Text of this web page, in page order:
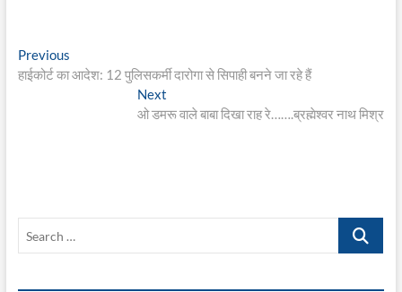
Post
navigation
PreviousPrevious
post:
हाईकोर्ट का आदेश: 12 पुलिसकर्मी दारोगा से सिपाही बनने जा रहे हैं
Next
post:
ओ डमरू वाले बाबा दिखा राह रे…….ब्रह्मेश्वर नाथ मिश्र
Search